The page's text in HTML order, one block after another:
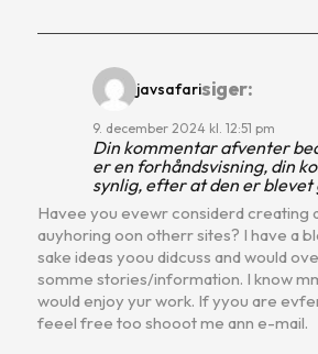
javsafarisiger:
9. december 2024 kl. 12:51 pm
Din kommentar afventer
er en forhåndsvisning, din
synlig, efter at den er blevet
Havee you evewr considerd creating
auyhoring oon otherr sites? I have a
sake ideas yoou didcuss and would
somme stories/information. I know
would enjoy yur work. If yyou are
feeel free too shooot me ann e-mail.